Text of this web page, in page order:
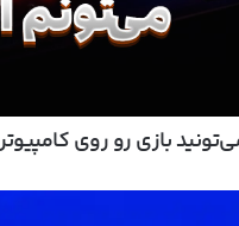
بازی رو روی